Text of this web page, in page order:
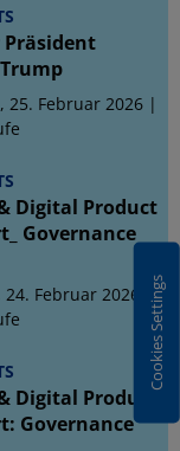
Präsident
25. Februar 2026 |
Digital Product
Governance
Februar 2026 |
Digital Product
Governance
Cookies Settings